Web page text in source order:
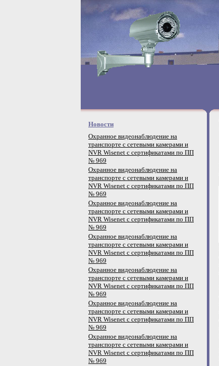
Новости
Охранное видеонаблюдение на
транспорте с сетевыми камерами и
NVR Wisenet с сертификатами по ПП
№ 969
Охранное видеонаблюдение на
транспорте с сетевыми камерами и
NVR Wisenet с сертификатами по ПП
№ 969
Охранное видеонаблюдение на
транспорте с сетевыми камерами и
NVR Wisenet с сертификатами по ПП
№ 969
Охранное видеонаблюдение на
транспорте с сетевыми камерами и
NVR Wisenet с сертификатами по ПП
№ 969
Охранное видеонаблюдение на
транспорте с сетевыми камерами и
NVR Wisenet с сертификатами по ПП
№ 969
Охранное видеонаблюдение на
транспорте с сетевыми камерами и
NVR Wisenet с сертификатами по ПП
№ 969
Охранное видеонаблюдение на
транспорте с сетевыми камерами и
NVR Wisenet с сертификатами по ПП
№ 969